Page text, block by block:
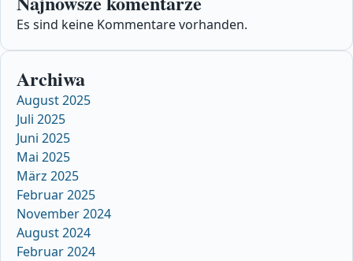
Es sind keine Kommentare vorhanden.
Archiwa
August 2025
Juli 2025
Juni 2025
Mai 2025
März 2025
Februar 2025
November 2024
August 2024
Februar 2024